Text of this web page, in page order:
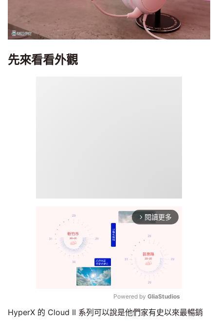
先來看看外觀
arrow_forward_ios 閱讀更多
Mute
Powered by GliaStudios
HyperX 的 Cloud II 系列可以說是他們家有史以來最暢銷